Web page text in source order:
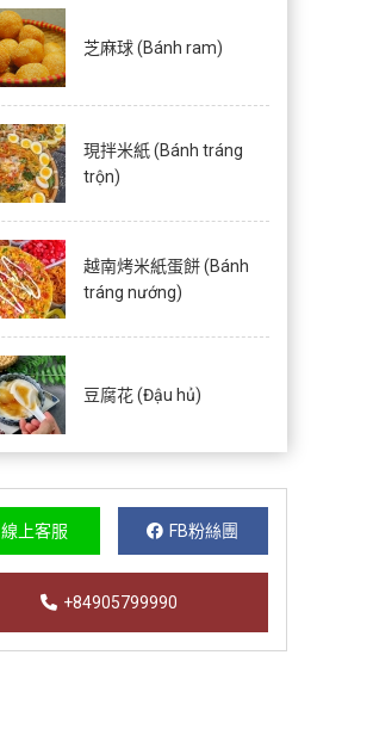
芝麻球 (Bánh ram)
現拌米紙 (Bánh tráng
trộn)
越南烤米紙蛋餅 (Bánh
tráng nướng)
豆腐花 (Đậu hủ)
線上客服 FB粉絲團
+84905799990